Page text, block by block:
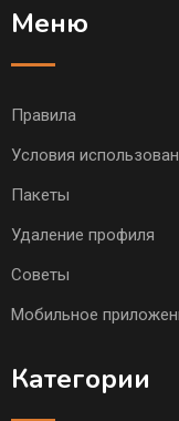
Меню
Правила
Условия
Пакеты
Удаление профиля
Советы
Мобильное
Категории